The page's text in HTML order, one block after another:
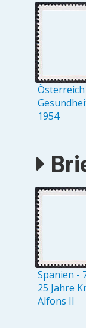
1954
Spanien -
25 Jahre
Alfons II